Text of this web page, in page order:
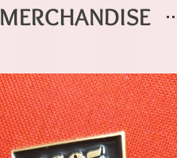
MERCHANDISE